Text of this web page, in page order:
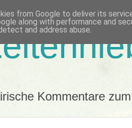
Kommentare
from Google to deliver its
along with performance and
and address abuse.